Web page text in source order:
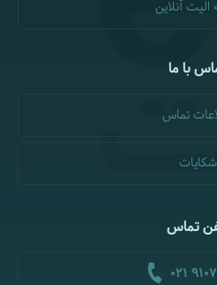
آنلاین
با ما
تماس
شکایات
تماس
021